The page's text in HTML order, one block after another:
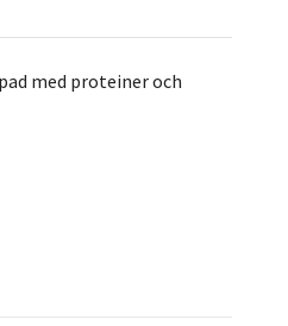
med proteiner och